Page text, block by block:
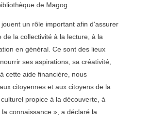
de Magog.
un rôle important afin d'assurer
de la collectivité à la lecture, à la
en général. Ce sont des lieux
ses aspirations, sa créativité,
cette aide financière, nous
citoyennes et aux citoyens de la
propice à la découverte, à
connaissance », a déclaré la